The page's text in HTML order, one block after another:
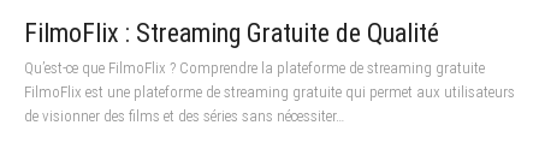
FilmoFlix : Streaming Gratuite de Qualité
Qu’est-ce que FilmoFlix ? Comprendre la plateforme de streaming gratuite
FilmoFlix est une plateforme de streaming gratuite qui permet aux utilisateurs
de visionner des films et des séries sans nécessiter…